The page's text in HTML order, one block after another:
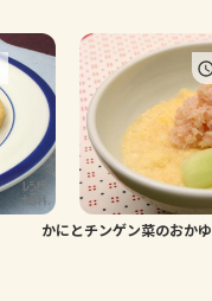
かにとチンゲン菜のおかゆ